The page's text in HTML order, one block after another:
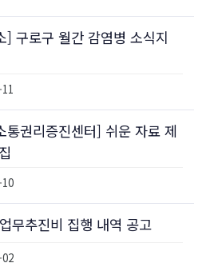
] 구로구 월간 감염병 소식지
통권리증진센터] 쉬운 자료 제
무추진비 집행 내역 공고